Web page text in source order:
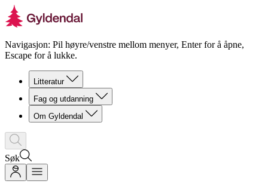
Navigasjon: Pil høyre/venstre mellom menyer, Enter for å åpne,
Escape for å lukke.
Litteratur
Fag og utdanning
Om Gyldendal
Søk